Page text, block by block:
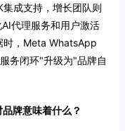
成支持，增长团队则
代理服务和用户激活
时，Meta WhatsApp
务闭环"升级为"品牌自
牌意味着什么？